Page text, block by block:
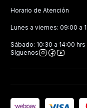
Horario de Atención
Lunes a viernes: 09:00 a
Sábado: 10:30 a 14:00 hrs
Síguenos